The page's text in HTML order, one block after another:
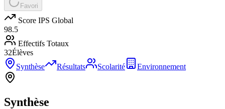
Favori
Score IPS Global
98.5
Effectifs Totaux
32Élèves
Synthèse
Résultats Scolarité Environnement
Synthèse